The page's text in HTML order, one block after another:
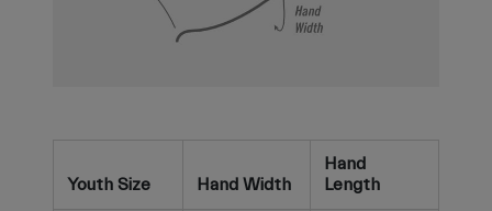
Youth Size Hand Width
Hand
Length